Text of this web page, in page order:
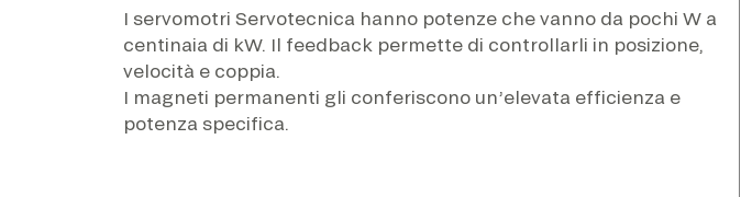
I servomotri Servotecnica hanno potenze che vanno da pochi W a
centinaia di kW. Il feedback permette di controllarli in posizione,
velocità e coppia.
I magneti permanenti gli conferiscono un’elevata efficienza e
potenza specifica.